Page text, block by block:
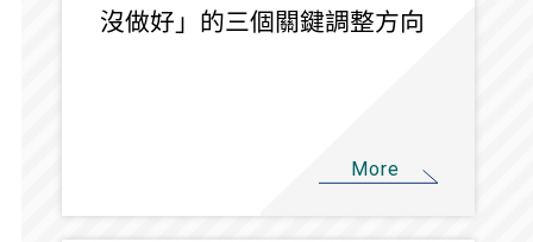
沒做好」的三個關鍵調整方向
More